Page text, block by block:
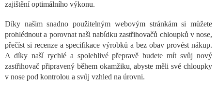
p
i
s
u
zajištění optimálního výkonu.
Díky našim snadno použitelným webovým stránkám si můžete
prohlédnout a porovnat naši nabídku zastřihovačů chloupků v nose,
přečíst si recenze a specifikace výrobků a bez obav provést nákup.
A díky naší rychlé a spolehlivé přepravě budete mít svůj nový
zastřihovač připravený během okamžiku, abyste měli své chloupky
v nose pod kontrolou a svůj vzhled na úrovni.